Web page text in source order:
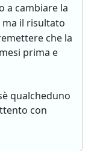
a cambiare la
ma il risultato
che la
prima e
qualcheduno
con